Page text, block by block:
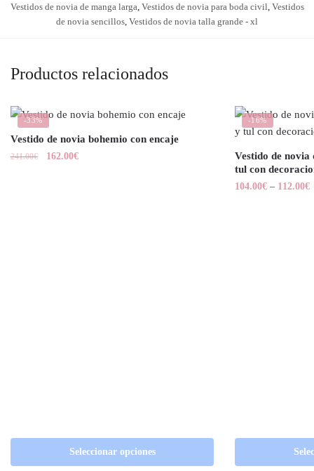
Vestidos de novia de manga larga Vestidos de novia para boda civil Vestidos
de novia sencillos Vestidos de novia talla grande - xl
Productos relacionados
-33%
Vestido de novia bohemio con encaje
241.00€ 162.00€
Seleccionar opciones
-16%
Vestido de novia
tul con
104.00€ – 112.00€